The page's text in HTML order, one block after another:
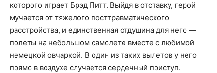
которого играет Брэд Питт. Выйдя в отставку, герой
мучается от тяжелого посттравматического
расстройства, и единственная отдушина для него —
полеты на небольшом самолете вместе с любимой
немецкой овчаркой. В один из таких вылетов у него
прямо в воздухе случается сердечный приступ.